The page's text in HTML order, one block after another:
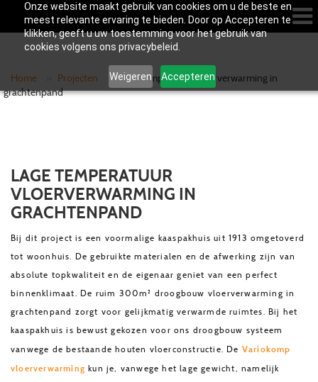
Onze website maakt gebruik van cookies om u de beste en
meest relevante ervaring te bieden. Door op Accepteren te
klikken, geeft u uw toestemming voor het gebruik van
cookies volgens ons privacybeleid.
Weigeren Accepteren
Home Projecten » Lage temperatuur vloerverwarming in
grachtenpand
LAGE TEMPERATUUR
VLOERVERWARMING IN
GRACHTENPAND
Bij dit project is een voormalige kaaspakhuis uit 1913 omgetoverd
tot woonhuis. De gebruikte materialen en de afwerking zijn van
absolute topkwaliteit en de eigenaar geniet van een perfect
binnenklimaat. De ruim 300m² droogbouw vloerverwarming in
grachtenpand zorgt voor gelijkmatig verwarmde ruimtes. Bij het
kaaspakhuis is bewust gekozen voor ons droogbouw systeem
vanwege de bestaande houten vloerconstructie. De Variokomp
vloerverwarming kun je, vanwege het lage gewicht, namelijk